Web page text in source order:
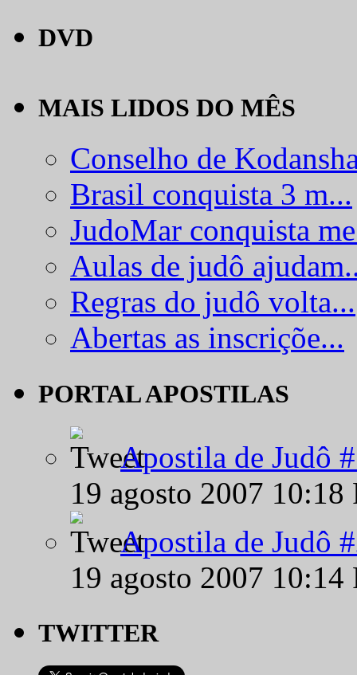
DVD
MAIS LIDOS DO MÊS
Conselho de
Brasil conquista 3 m...
JudoMar conquista
Aulas de judô
Regras do judô volta...
Abertas as inscriçõe...
PORTAL APOSTILAS
Apostila de Judô
19 agosto 2007
Apostila de Judô
19 agosto 2007
TWITTER